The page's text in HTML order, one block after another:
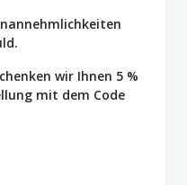
wir Ihnen 5 %
mit dem Code